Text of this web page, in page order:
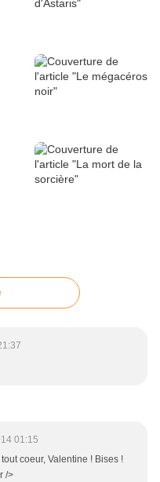
01:15
coeur, Valentine ! Bises !
/>